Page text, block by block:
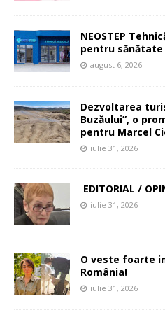
NEOSTEP
pentru sănătate
august 6, 2026
Dezvoltarea
Buzăului”, o
pentru Marcel
iulie 31, 2026
EDITORIAL /
iulie 31, 2026
O veste foarte
România!
iulie 31, 2026